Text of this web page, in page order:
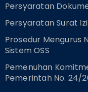
Persyaratan
Persyaratan Surat
Prosedur Mengurus
Sistem OSS
Pemenuhan
Pemerintah No. 24/